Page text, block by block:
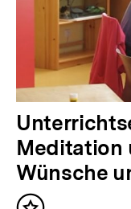
Meditation
Wünsche